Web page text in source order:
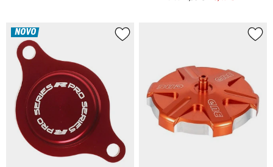
NOVO